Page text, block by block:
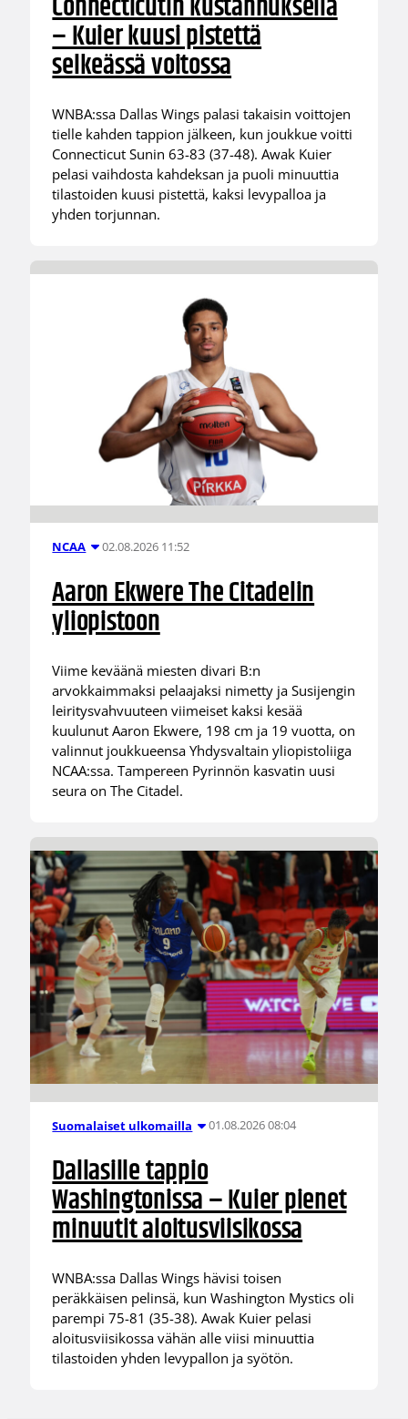
– Kuier kuusi pistettä
selkeässä voitossa
WNBA:ssa Dallas Wings palasi takaisin voittojen
tielle kahden tappion jälkeen, kun joukkue voitti
Connecticut Sunin 63-83 (37-48). Awak Kuier
pelasi vaihdosta kahdeksan ja puoli minuuttia
tilastoiden kuusi pistettä, kaksi levypalloa ja
yhden torjunnan.
NCAA 02.08.2026 11:52
Aaron Ekwere The Citadelin
yliopistoon
Viime keväänä miesten divari B:n
arvokkaimmaksi pelaajaksi nimetty ja Susijengin
leiritysvahvuuteen viimeiset kaksi kesää
kuulunut Aaron Ekwere, 198 cm ja 19 vuotta, on
valinnut joukkueensa Yhdysvaltain yliopistoliiga
NCAA:ssa. Tampereen Pyrinnön kasvatin uusi
seura on The Citadel.
Suomalaiset ulkomailla 01.08.2026 08:04
Dallasille tappio
Washingtonissa – Kuier pienet
minuutit aloitusviisikossa
WNBA:ssa Dallas Wings hävisi toisen
peräkkäisen pelinsä, kun Washington Mystics oli
parempi 75-81 (35-38). Awak Kuier pelasi
aloitusviisikossa vähän alle viisi minuuttia
tilastoiden yhden levypallon ja syötön.